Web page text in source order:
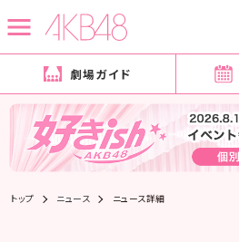
劇場ガイド
トップ ニュース ニュース詳細